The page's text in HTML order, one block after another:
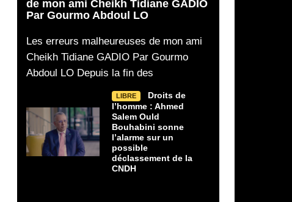
d’origine turque enlevé dans la région de
Les doutes qui entouraient depuis
plusieurs heures la disparition d'un
discrètement le dossier
Selon les
de mon ami Cheikh Tidiane GADIO
Par Gourmo Abdoul LO
Les erreurs malheureuses de mon ami
Cheikh Tidiane GADIO Par Gourmo
Abdoul LO Depuis la fin des
LIBRE
Droits de
l’homme : Ahmed
Salem Ould
Bouhabini sonne
l’alarme sur un
possible
déclassement de la
CNDH